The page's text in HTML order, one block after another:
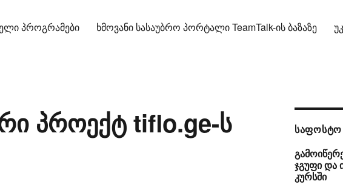
პროგრამები ხმოვანი სასაუბრო პორტალი TeamTalk-ის ბაზაზე
პროექტ tiflo.ge-ს
ᲡᲐᲤᲝᲡᲢᲝ
ჯგუფი და
კურსში